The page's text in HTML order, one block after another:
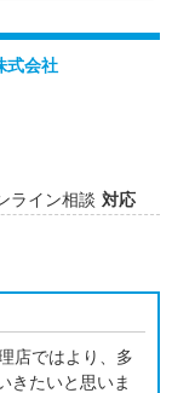
式会社
ライン相談 対応
店ではより、多
きたいと思いま